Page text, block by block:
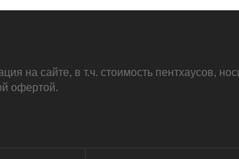
на сайте, в т.ч. стоимость пентхаусов,
офертой.